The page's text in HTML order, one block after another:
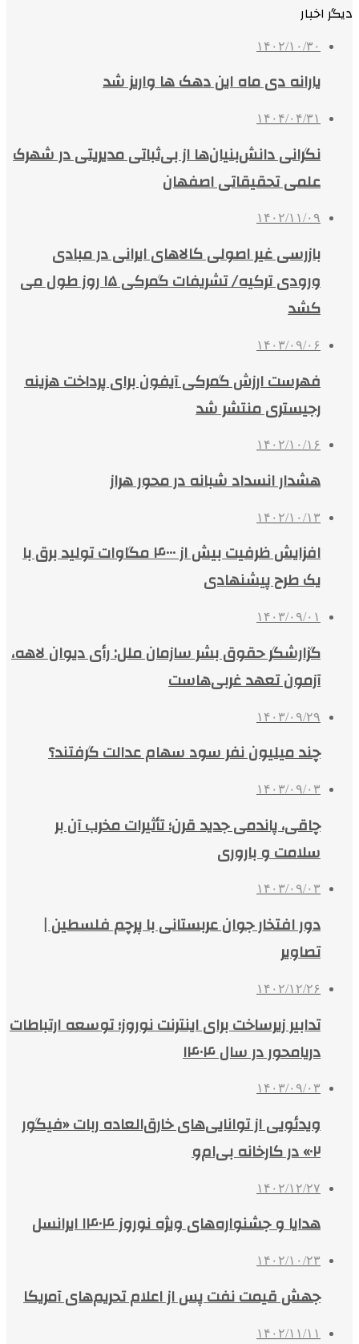
دیگر اخبار
۱۴۰۲/۱۰/۳۰
یارانه دی ماه این دهک ها واریز شد
۱۴۰۴/۰۴/۳۱
نگرانی دانش‌بنیان‌ها از بی‌ثباتی مدیریتی در شهرک
علمی تحقیقاتی اصفهان
۱۴۰۲/۱۱/۰۹
بازرسی غیر اصولی کالاهای ایرانی در مبادی
ورودی ترکیه/ تشریفات گمرکی ۱۵ روز طول می
کشد
۱۴۰۳/۰۹/۰۶
فهرست ارزش گمرکی آیفون برای پرداخت هزینه
رجیستری منتشر شد
۱۴۰۲/۱۰/۱۶
هشدار انسداد شبانه در محور هراز
۱۴۰۲/۱۰/۱۳
افزایش ظرفیت بیش از ۴۰۰۰ مگاوات تولید برق با
یک طرح پیشنهادی
۱۴۰۳/۰۹/۰۱
گزارشگر حقوق بشر سازمان ملل: رأی دیوان لاهه،
آزمون تعهد غربی‌هاست
۱۴۰۳/۰۹/۲۹
چند میلیون نفر سود سهام عدالت گرفتند؟
۱۴۰۳/۰۹/۰۳
چاقی، پاندمی جدید قرن؛ تأثیرات مخرب آن بر
سلامت و باروری
۱۴۰۳/۰۹/۰۳
دور افتخار جوان عربستانی با پرچم فلسطین |
تصاویر
۱۴۰۲/۱۲/۲۶
تدابیر زیرساخت برای اینترنت نوروز؛ توسعه ارتباطات
دریامحور در سال ۱۴۰۴
۱۴۰۳/۰۹/۰۳
ویدئویی از توانایی‌های خارق‌العاده ربات «فیگور
۰۲» در کارخانه بی‌ام‌و
۱۴۰۲/۱۲/۲۷
هدایا و جشنواره‌های ویژه نوروز ۱۴۰۴ ایرانسل
۱۴۰۲/۱۰/۲۳
جهش قیمت نفت پس از اعلام تحریم‌های آمریکا
۱۴۰۲/۱۱/۱۱